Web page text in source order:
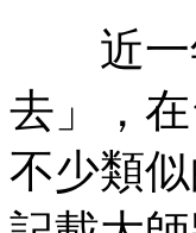
近一年
去」，
不少類